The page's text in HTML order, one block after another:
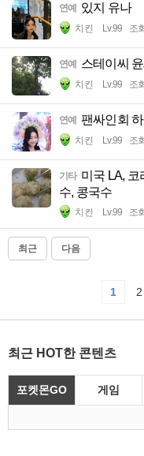
연예 있지 유나
치킨 Lv.99 조
연예 스테이씨
치킨 Lv.99 조
연예 팬싸인회
치킨 Lv.99 조
기타 미국 LA,
수, 콩국수
치킨 Lv.99 조
최근 다음
1 2
최근 HOT한 콘텐츠
포켓몬GO 게임